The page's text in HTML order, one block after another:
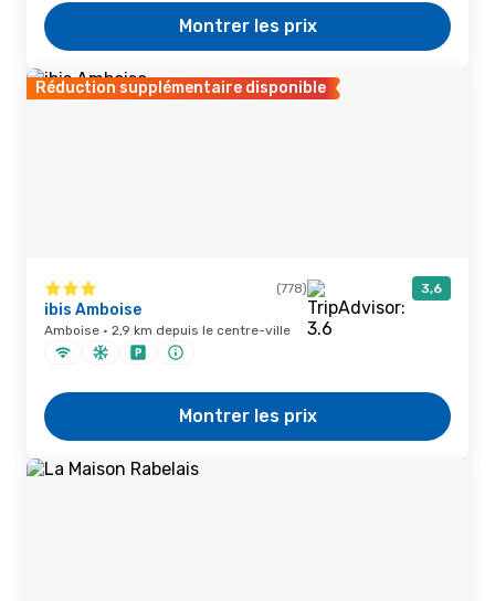
Montrer les prix
Réduction supplémentaire disponible
(778) 3,6
ibis Amboise
Amboise · 2,9 km depuis le centre-ville
Montrer les prix